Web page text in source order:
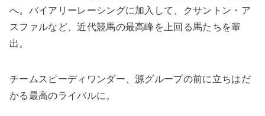
へ。バイアリーレーシングに加入して、クサントン・ア
スファルなど、近代競馬の最高峰を上回る馬たちを輩
出。
チームスピーディワンダー、源グループの前に立ちはだ
かる最高のライバルに。